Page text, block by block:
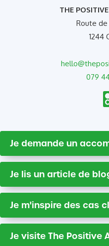
THE
Route de
1244
079
Je demande un
Je lis un article de
Je m'inspire des cas
Je visite The Positive